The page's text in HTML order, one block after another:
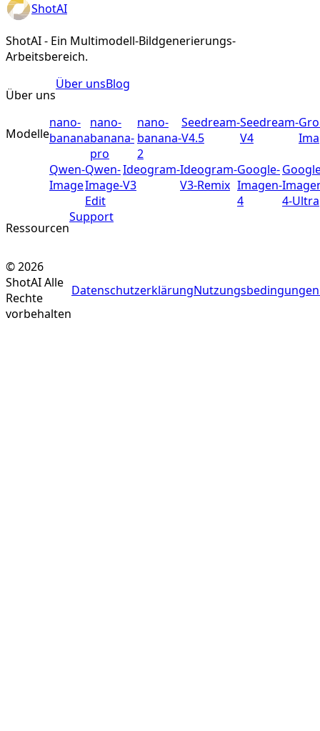
ShotAI
ShotAI - Ein Multimodell-Bildgenerierungs-
Arbeitsbereich.
Über uns
Über unsBlog
Modelle
nano-
banana
nano-
banana-
pro
nano-
banana-
2
Seedream-
V4.5
Seedream-
V4
Qwen-
Image
Qwen-
Image-
Edit
Ideogram-
V3
Ideogram-
V3-Remix
Google-
Imagen-
4
4-Ultra
Ressourcen
Support
©2026
ShotAIAlle
Rechte
vorbehalten
DatenschutzerklärungNutzungsbedingungen